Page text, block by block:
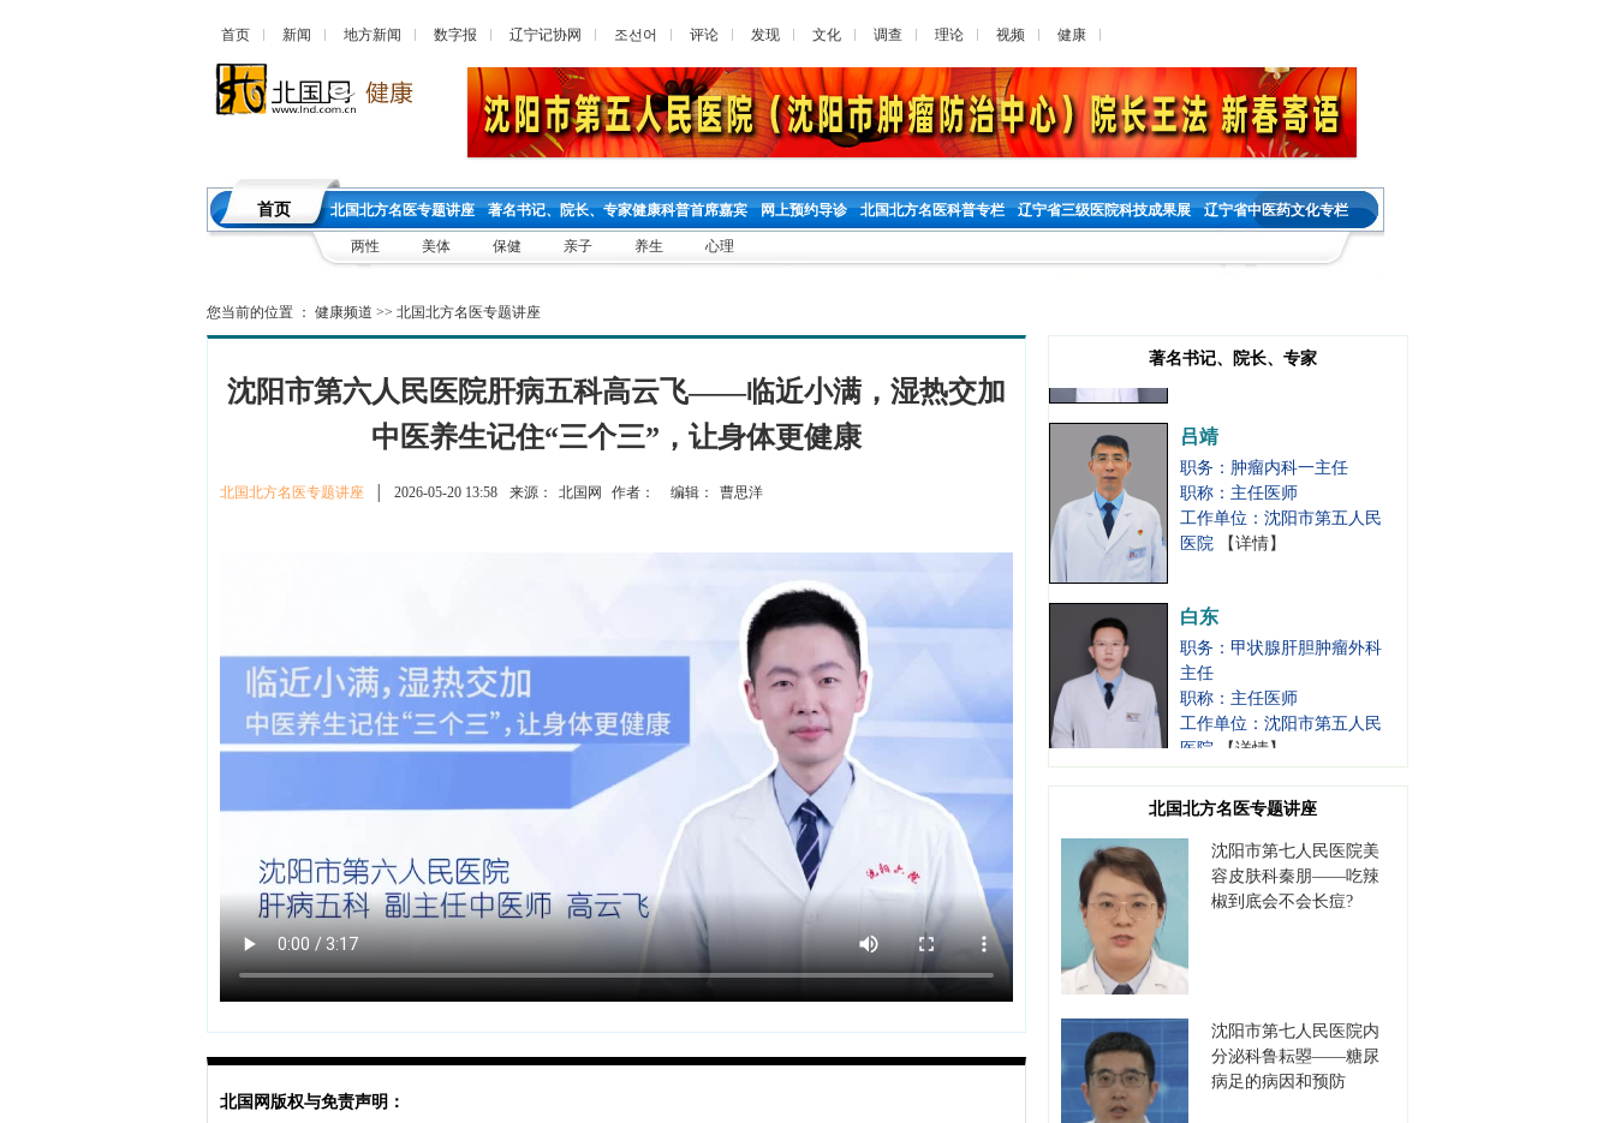
首页 新闻 地方新闻 数字报 辽宁记协网 조선어 评论 发现 文化 调查 理论 视频 健康
首页 北国北方名医专题讲座 著名书记、院长、专家健康科普首席嘉宾 网上预约导诊 北国北方名医科普专栏 辽宁省三级医院科技成果展 辽宁省中医药文化专栏
两性 美体 保健 亲子 养生 心理
您当前的位置 ： 健康频道 >> 北国北方名医专题讲座
沈阳市第六人民医院肝病五科高云飞——临近小满，湿热交加
中医养生记住“三个三”，让身体更健康
北国北方名医专题讲座 2026-05-20 13:58 来源： 北国网 作者： 编辑： 曹思洋
北国网版权与免责声明：
著名书记、院长、专家
职务：内分泌二科主任
职称：主任医师
工作单位：沈阳市第五人民
医院【详情】
祝国莲
职务：乳腺肿瘤外科
医院【详情】
职务：肿瘤内科一主任
职称：主任医师
工作单位：沈阳市第五人民
医院【详情】
职务：甲状腺肝胆肿瘤外科
主任
职称：主任医师
工作单位：沈阳市第五人民
医院【详情】
张烈
职务：胃肠肿瘤外科主任
工作单位：沈阳市第五人民
医院【详情】
工作单位：沈阳市第七人民
医院【详情】
北国北方名医专题讲座
沈阳市第七人民医院美
容皮肤科秦朋——吃辣
椒到底会不会长痘?
沈阳市第七人民医院内
分泌科鲁耘曌——糖尿
病足的病因和预防